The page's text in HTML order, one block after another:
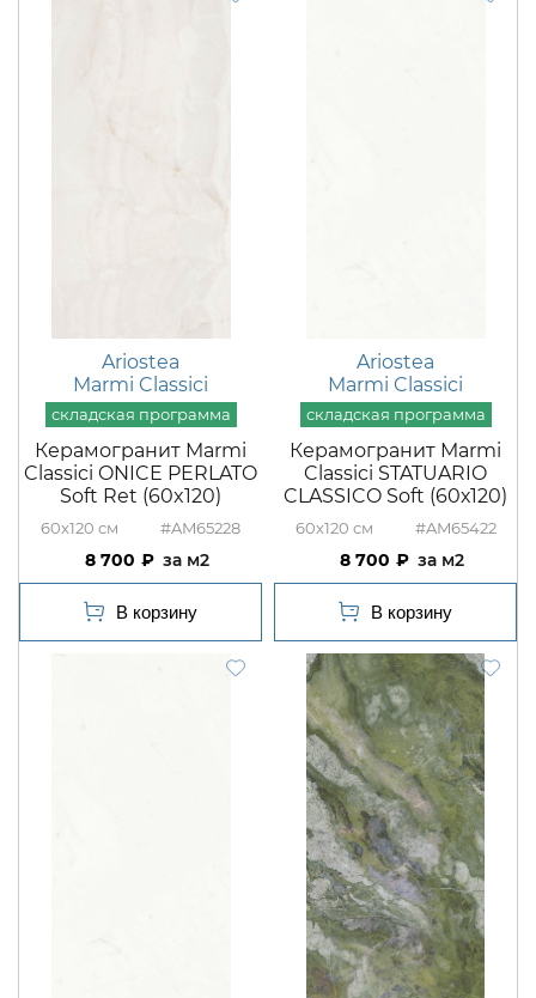
Ariostea
Marmi Classici
Керамогранит Marmi
Classici ONICE PERLATO
Soft Ret (60x120)
60x120 #AM65228
8 700 м2
Ariostea
Marmi Classici
Керамогранит Marmi
Classici STATUARIO
CLASSICO Soft (60х120)
60x120 #AM65422
8 700 м2